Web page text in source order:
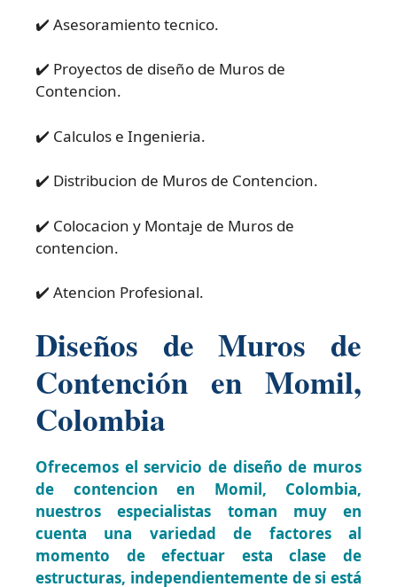
✔️ Asesoramiento tecnico.
✔️ Proyectos de diseño de Muros de
Contencion.
✔️ Calculos e Ingenieria.
✔️ Distribucion de Muros de Contencion.
✔️ Colocacion y Montaje de Muros de
contencion.
✔️ Atencion Profesional.
Diseños de Muros de
Contención en Momil,
Colombia
Ofrecemos el servicio de diseño de muros
de contencion en Momil, Colombia,
nuestros especialistas toman muy en
cuenta una variedad de factores al
momento de efectuar esta clase de
estructuras, independientemente de si está